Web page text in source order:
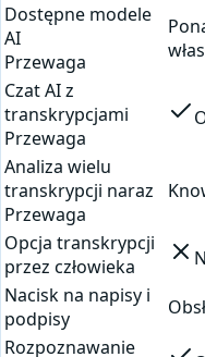
Dostępne modele
AI
Przewaga
Czat AI z
transkrypcjami
Przewaga
Analiza wielu
transkrypcji naraz
Przewaga
Opcja transkrypcji
przez człowieka
Nacisk na napisy i
podpisy
Rozpoznawanie